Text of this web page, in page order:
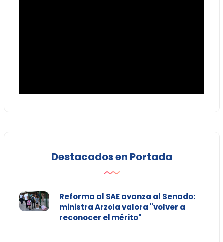
Destacados en Portada
Reforma al SAE avanza al Senado:
ministra Arzola valora "volver a
reconocer el mérito"